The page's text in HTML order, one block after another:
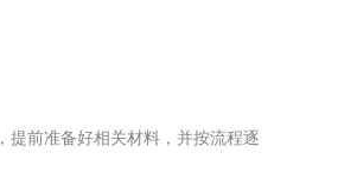
提前准备好相关材料，并按流程逐